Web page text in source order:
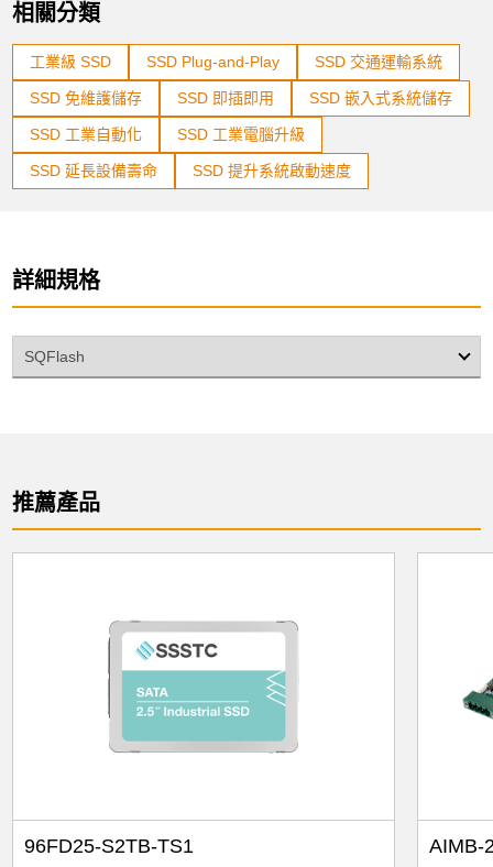
相關分類
工業級 SSD SSD Plug-and-Play SSD 交通運輸系統
SSD 免維護儲存 SSD 即插即用 SSD 嵌入式系統儲存
SSD 工業自動化 SSD 工業電腦升級
SSD 延長設備壽命 SSD 提升系統啟動速度
詳細規格
SQFlash
推薦產品
96FD25-S2TB-TS1 AIMB-